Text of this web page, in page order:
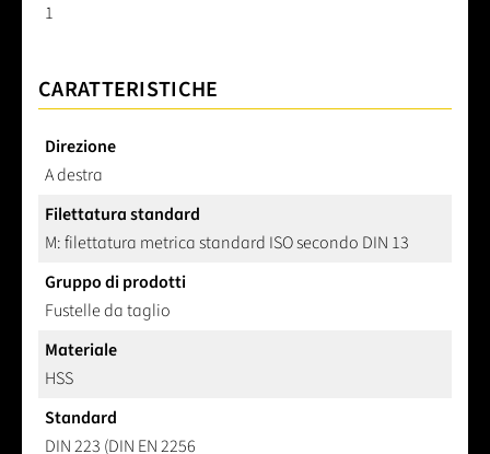
1
CARATTERISTICHE
Direzione
A destra
Filettatura standard
M: filettatura metrica standard ISO secondo DIN 13
Gruppo di prodotti
Fustelle da taglio
Materiale
HSS
Standard
DIN 223 (DIN EN 2256